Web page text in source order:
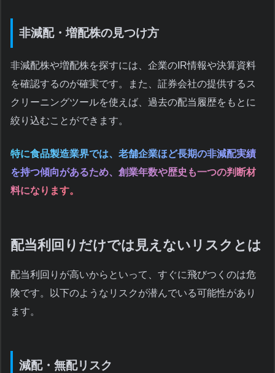
非減配・増配株の見つけ方
非減配株や増配株を探すには、企業のIR情報や決算資料
を確認するのが確実です。また、証券会社の提供するス
クリーニングツールを使えば、過去の配当履歴をもとに
絞り込むことができます。
特に食品製造業界では、老舗企業ほど長期の非減配実績
を持つ傾向があるため、創業年数や歴史も一つの判断材
料になります。
配当利回りだけでは見えないリスクとは
配当利回りが高いからといって、すぐに飛びつくのは危
険です。以下のようなリスクが潜んでいる可能性があり
ます。
減配・無配リスク